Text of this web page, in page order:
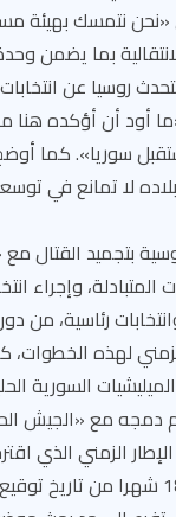
نتمسك بهيئة
بما يضمن
روسيا عن
أود أن أؤكده هنا
سوريا». كما
لا تمانع في توسعة
بتجميد القتال
وإجراء
رئاسية، من
لهذه
السورية
دمجه مع «الجيش
الزمني الذي
من 15 شهرا إلى 18 شهرا من